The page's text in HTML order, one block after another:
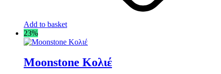
Add to basket
23%
Moonstone Κολιέ